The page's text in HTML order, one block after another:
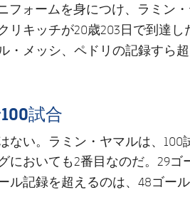
フォームを身につけ、ラミン・
リキッチが20歳203日で到達し
・メッシ、ペドリの記録すら
試合
ない。ラミン・ヤマルは、100
においても2番目なのだ。29ゴ
ル記録を超えるのは、48ゴー